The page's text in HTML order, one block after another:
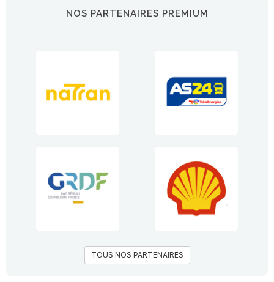
NOS PARTENAIRES PREMIUM
TOUS NOS PARTENAIRES